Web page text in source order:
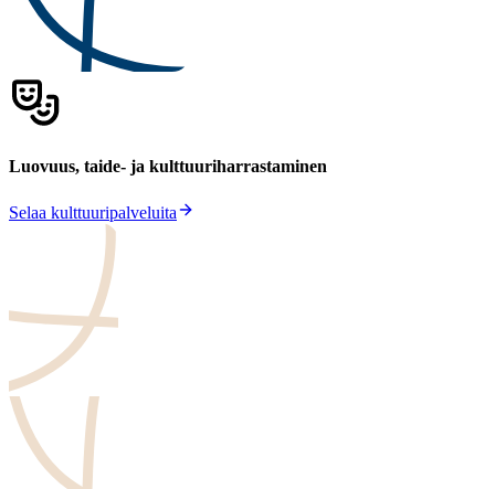
Luovuus, taide- ja kulttuuri­harrastaminen
Selaa kulttuuripalveluita